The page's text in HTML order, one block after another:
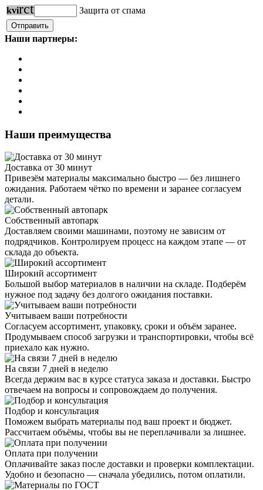
kvirct Защита от спама
Наши партнеры:
Наши преимущества
Доставка от 30 минут
Привезём материалы максимально быстро — без лишнего
ожидания. Работаем чётко по времени и заранее согласуем
детали.
Собственный автопарк
Доставляем своими машинами, поэтому не зависим от
подрядчиков. Контролируем процесс на каждом этапе — от
склада до объекта.
Широкий ассортимент
Большой выбор материалов в наличии на складе. Подберём
нужное под задачу без долгого ожидания поставки.
Учитываем ваши потребности
Согласуем ассортимент, упаковку, сроки и объём заранее.
Продумываем способ загрузки и транспортировки, чтобы всё
приехало как нужно.
На связи 7 дней в неделю
Всегда держим вас в курсе статуса заказа и доставки. Быстро
отвечаем на вопросы и сопровождаем до получения.
Подбор и консультация
Поможем выбрать материалы под ваш проект и бюджет.
Рассчитаем объёмы, чтобы вы не переплачивали за лишнее.
Оплата при получении
Оплачивайте заказ после доставки и проверки комплектации.
Удобно и безопасно — сначала убедились, потом оплатили.